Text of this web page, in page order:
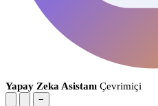
Yapay Zeka Asistanı Çevrimiçi
−